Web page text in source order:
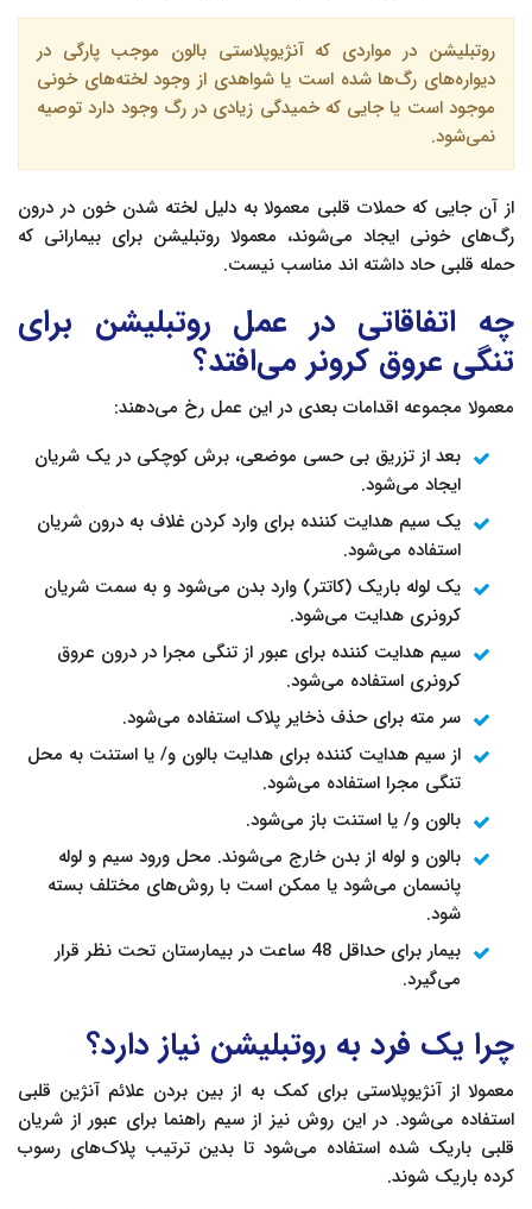
روتبلیشن در مواردی که آنژیوپلاستی بالون موجب پارگی در
دیواره‌های رگ‌ها شده است یا شواهدی از وجود لخته‌های خونی
موجود است یا جایی که خمیدگی زیادی در رگ وجود دارد توصیه
نمی‌شود.
از آن جایی که حملات قلبی معمولا به دلیل لخته شدن خون در درون
رگ‌های خونی ایجاد می‌شوند، معمولا روتبلیشن برای بیمارانی که
حمله قلبی حاد داشته اند مناسب نیست.
چه اتفاقاتی در عمل روتبلیشن برای
تنگی عروق کرونر می‌افتد؟
معمولا مجموعه اقدامات بعدی در این عمل رخ می‌دهند:
بعد از تزریق بی حسی موضعی، برش کوچکی در یک شریان
ایجاد می‌شود.
یک سیم هدایت کننده برای وارد کردن غلاف به درون شریان
استفاده می‌شود.
یک لوله باریک (کاتتر) وارد بدن می‌شود و به سمت شریان
کرونری هدایت می‌شود.
سیم هدایت کننده برای عبور از تنگی مجرا در درون عروق
کرونری استفاده می‌شود.
سر مته برای حذف ذخایر پلاک استفاده می‌شود.
از سیم هدایت کننده برای هدایت بالون و/ یا استنت به محل
تنگی مجرا استفاده می‌شود.
بالون و/ یا استنت باز می‌شود.
بالون و لوله از بدن خارج می‌شوند. محل ورود سیم و لوله
پانسمان می‌شود یا ممکن است با روش‌های مختلف بسته
شود.
بیمار برای حداقل 48 ساعت در بیمارستان تحت نظر قرار
می‌گیرد.
چرا یک فرد به روتبلیشن نیاز دارد؟
معمولا از آنژیوپلاستی برای کمک به از بین بردن علائم آنژین قلبی
استفاده می‌شود. در این روش نیز از سیم راهنما برای عبور از شریان
قلبی باریک شده استفاده می‌شود تا بدین ترتیب پلاک‌های رسوب
کرده باریک شوند.